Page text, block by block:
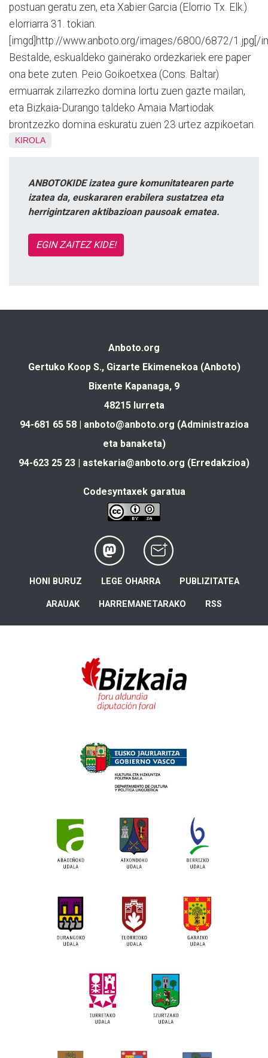
postuan geratu zen, eta Xabier Garcia (Elorrio Tx. Elk.)
elorriarra 31. tokian.
[imgd]http://www.anboto.org/images/6800/6872/1.jpg[/
Bestalde, eskualdeko gainerako ordezkariek ere paper
ona bete zuten. Peio Goikoetxea (Cons. Baltar)
ermuarrak zilarrezko domina lortu zuen gazte mailan,
eta Bizkaia-Durango taldeko Amaia Martiodak
brontzezko domina eskuratu zuen 23 urtez azpikoetan.
KIROLA
ANBOTOKIDE izatea gure komunitatearen parte
izatea da, euskararen erabilera sustatzea eta
herrigintzaren aktibazioan pausoak ematea.
EGIN ZAITEZ KIDE!
Anboto.org
Gertuko Koop S., Gizarte Ekimenekoa (Anboto)
Bixente Kapanaga, 9
48215 Iurreta
94-681 65 58 | anboto@anboto.org (Administrazioa
eta banaketa)
94-623 25 23 | astekaria@anboto.org (Erredakzioa)
Codesyntaxek garatua
HONI BURUZ LEGE OHARRA PUBLIZITATEA
ARAUAK HARREMANETARAKO RSS